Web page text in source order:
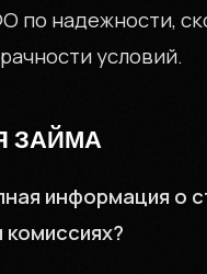
по надежности,
условий.
ЗАЙМА
информация о